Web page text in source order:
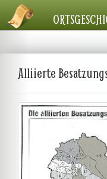
Alliierte